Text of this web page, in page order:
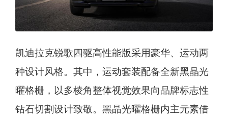
凯迪拉克锐歌四驱高性能版采用豪华、运动两
种设计风格。其中，运动套装配备全新黑晶光
曜格栅，以多棱角整体视觉效果向品牌标志性
钻石切割设计致敬。黑晶光曜格栅内主元素借